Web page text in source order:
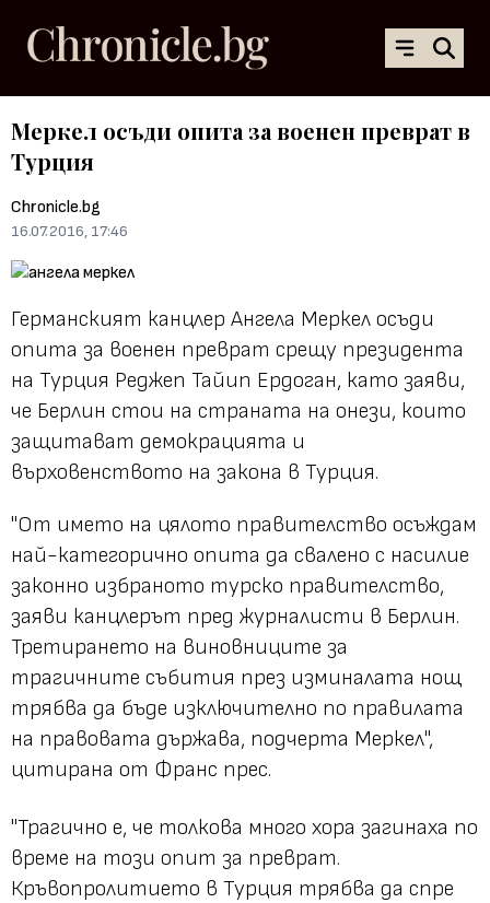
Меркел осъди опита за военен преврат в
Турция
Chronicle.bg
16.07.2016, 17:46
Германският канцлер Ангела Меркел осъди
опита за военен преврат срещу президента
на Турция Реджеп Тайип Ердоган, като заяви,
че Берлин стои на страната на онези, които
защитават демокрацията и
върховенството на закона в Турция.
"От името на цялото правителство осъждам
най-категорично опита да свалено с насилие
законно избраното турско правителство,
заяви канцлерът пред журналисти в Берлин.
Третирането на виновниците за
трагичните събития през изминалата нощ
трябва да бъде изключително по правилата
на правовата държава, подчерта Меркел",
цитирана от Франс прес.
"Трагично е, че толкова много хора загинаха по
време на този опит за преврат.
Кръвопролитието в Турция трябва да спре